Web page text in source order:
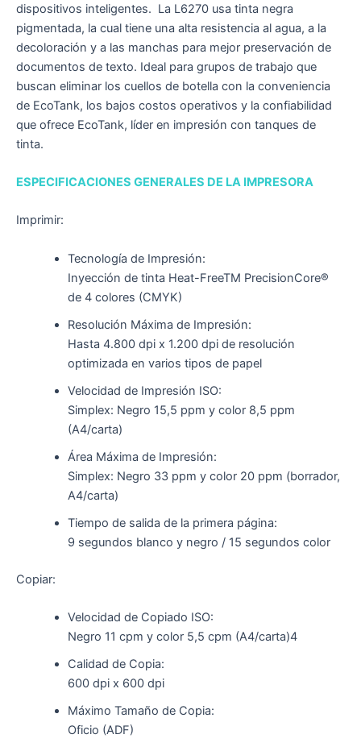
dispositivos inteligentes. La L6270 usa tinta negra
pigmentada, la cual tiene una alta resistencia al agua, a la
decoloración y a las manchas para mejor preservación de
documentos de texto. Ideal para grupos de trabajo que
buscan eliminar los cuellos de botella con la conveniencia
de EcoTank, los bajos costos operativos y la confiabilidad
que ofrece EcoTank, líder en impresión con tanques de
tinta.
ESPECIFICACIONES GENERALES DE LA IMPRESORA
Imprimir:
Tecnología de Impresión:
Inyección de tinta Heat-FreeTM PrecisionCore®
de 4 colores (CMYK)
Resolución Máxima de Impresión:
Hasta 4.800 dpi x 1.200 dpi de resolución
optimizada en varios tipos de papel
Velocidad de Impresión ISO:
Simplex: Negro 15,5 ppm y color 8,5 ppm
(A4/carta)
Área Máxima de Impresión:
Simplex: Negro 33 ppm y color 20 ppm (borrador,
A4/carta)
Tiempo de salida de la primera página:
9 segundos blanco y negro / 15 segundos color
Copiar:
Velocidad de Copiado ISO:
Negro 11 cpm y color 5,5 cpm (A4/carta)4
Calidad de Copia:
600 dpi x 600 dpi
Máximo Tamaño de Copia:
Oficio (ADF)